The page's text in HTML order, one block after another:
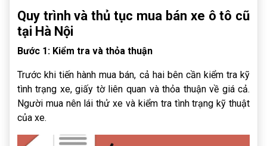
Quy trình và thủ tục mua bán xe ô tô cũ
tại Hà Nội
Bước 1: Kiểm tra và thỏa thuận
Trước khi tiến hành mua bán, cả hai bên cần kiểm tra kỹ
tình trạng xe, giấy tờ liên quan và thỏa thuận về giá cả.
Người mua nên lái thử xe và kiểm tra tình trạng kỹ thuật
của xe.